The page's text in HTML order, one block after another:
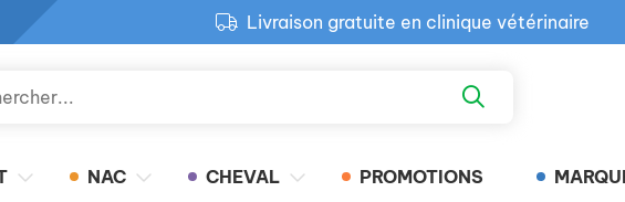
Livraison gratuite en clinique vétérinaire
Retour produit gratuit en clinique
NAC CHEVAL PROMOTIONS